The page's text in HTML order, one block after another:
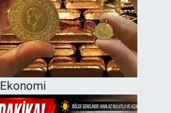
Ekonomi